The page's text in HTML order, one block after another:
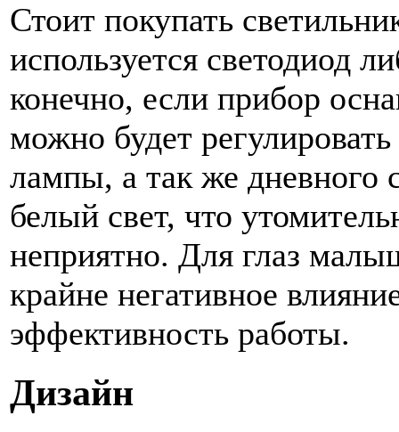
Стоит покупать
используется светодиод
конечно, если прибор
можно будет
лампы, а так же дневного
белый свет, что
неприятно. Для глаз
крайне негативное
эффективность работы.
Дизайн